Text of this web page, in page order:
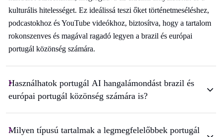
kulturális hitelességet. Ez ideálissá teszi őket történetmeséléshez,
podcastokhoz és YouTube videókhoz, biztosítva, hogy a tartalom
rokonszenves és magával ragadó legyen a brazil és európai
portugál közönség számára.
Használhatok portugál AI hangalámondást brazil és
európai portugál közönség számára is?
Milyen típusú tartalmak a legmegfelelőbbek portugál